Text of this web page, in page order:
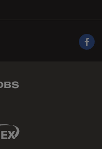
Link